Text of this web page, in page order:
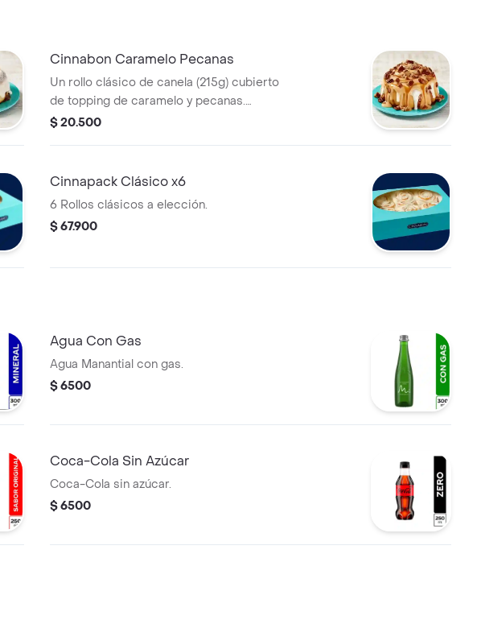
Cinnabon Caramelo Pecanas
Un rollo clásico de canela (215g) cubierto
de topping de caramelo y pecanas.
Recuerda calentar en microondas 30 s.
$ 20.500
Cinnapack Clásico x6
6 Rollos clásicos a elección.
$ 67.900
Agua Con Gas
Agua Manantial con gas.
$ 6500
Coca-Cola Sin Azúcar
Coca-Cola sin azúcar.
$ 6500